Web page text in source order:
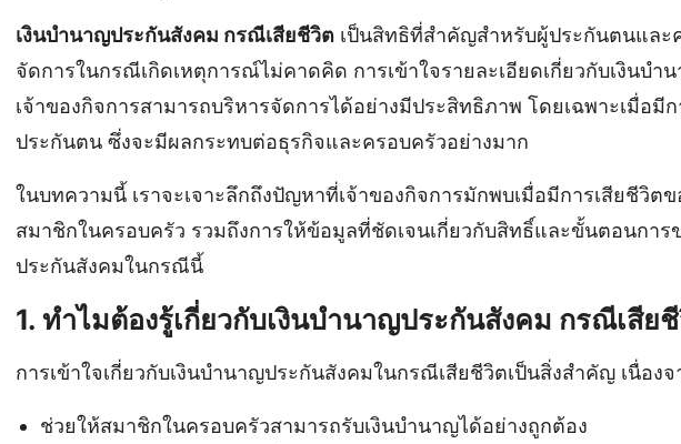
เงินบํานาญประกันสังคม กรณีเสียชีวิต เป็นสิทธิที่สำคัญสำหรับผู้ประกันตนและ
จัดการในกรณีเกิดเหตุการณ์ไม่คาดคิด การเข้าใจรายละเอียดเกี่ยวกับเงินบํา
เจ้าของกิจการสามารถบริหารจัดการได้อย่างมีประสิทธิภาพ โดยเฉพาะเมื่อมี
ประกันตน ซึ่งจะมีผลกระทบต่อธุรกิจและครอบครัวอย่างมาก
ในบทความนี้ เราจะเจาะลึกถึงปัญหาที่เจ้าของกิจการมักพบเมื่อมีการเสียชีวิต
สมาชิกในครอบครัว รวมถึงการให้ข้อมูลที่ชัดเจนเกี่ยวกับสิทธิ์และขั้นตอนการ
ประกันสังคมในกรณีนี้
1. ทำไมต้องรู้เกี่ยวกับเงินบํานาญประกันสังคม กรณีเสีย
การเข้าใจเกี่ยวกับเงินบํานาญประกันสังคมในกรณีเสียชีวิตเป็นสิ่งสำคัญ เนื่องจ
ช่วยให้สมาชิกในครอบครัวสามารถรับเงินบํานาญได้อย่างถูกต้อง